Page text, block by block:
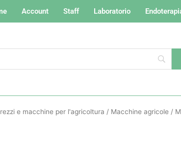
Account Staff Laboratorio
e macchine per l'agricoltura / Macchine agricole /